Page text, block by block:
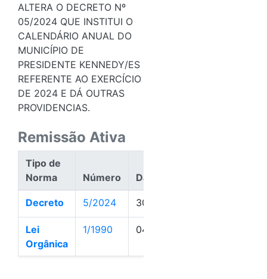
ALTERA O DECRETO Nº
05/2024 QUE INSTITUI O
CALENDÁRIO ANUAL DO
MUNICÍPIO DE
PRESIDENTE KENNEDY/ES
REFERENTE AO EXERCÍCIO
DE 2024 E DÁ OUTRAS
PROVIDENCIAS.
Remissão Ativa
Tipo de
Norma
Número Data
Decreto 5/2024 30/01/2024
Lei
Orgânica
1/1990 04/01/1990